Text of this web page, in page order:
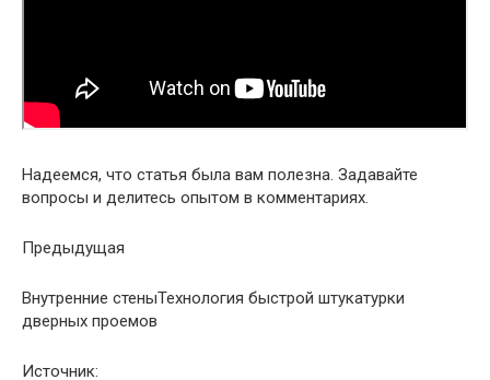
Надеемся, что статья была вам полезна. Задавайте
вопросы и делитесь опытом в комментариях.
Предыдущая
Внутренние стеныТехнология быстрой штукатурки
дверных проемов
Источник: